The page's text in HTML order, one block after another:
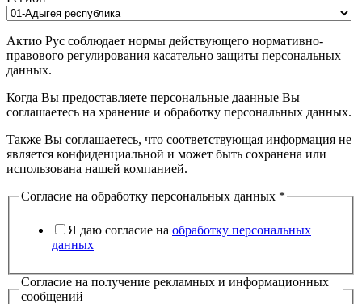
Актио Рус соблюдает нормы действующего нормативно-
правового регулирования касательно защиты персональных
данных.
Когда Вы предоставляете персональные даанные Вы
соглашаетесь на хранение и обработку персональных данных.
Также Вы соглашаетесь, что соответствующая информация не
является конфиденциальной и может быть сохранена или
использована нашей компанией.
Согласие на обработку персональных данных *
Я даю согласие на обработку персональных
данных
Согласие на получение рекламных и информационных
сообщений